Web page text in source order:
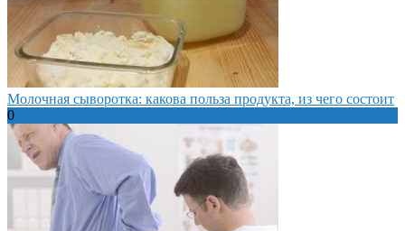
Молочная сыворотка: какова польза продукта, из чего состоит
0